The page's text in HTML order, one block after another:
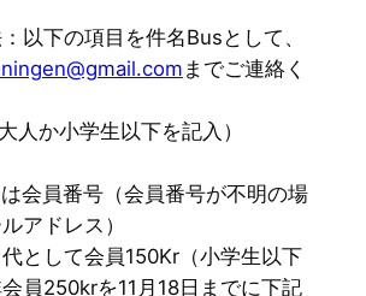
以下の項目を件名Busとして、
までご連絡く
人か小学生以下を記入）
会員番号（会員番号が不明の場
アドレス）
として会員150Kr（小学生以下
員250krを11月18日までに下記